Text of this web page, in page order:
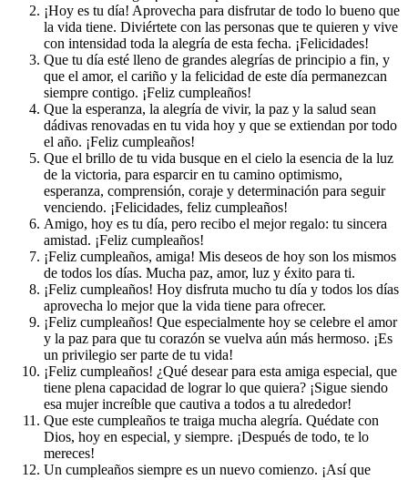
¡Hoy es tu día! Aprovecha para disfrutar de todo lo bueno que
la vida tiene. Diviértete con las personas que te quieren y vive
con intensidad toda la alegría de esta fecha. ¡Felicidades!
Que tu día esté lleno de grandes alegrías de principio a fin, y
que el amor, el cariño y la felicidad de este día permanezcan
siempre contigo. ¡Feliz cumpleaños!
Que la esperanza, la alegría de vivir, la paz y la salud sean
dádivas renovadas en tu vida hoy y que se extiendan por todo
el año. ¡Feliz cumpleaños!
Que el brillo de tu vida busque en el cielo la esencia de la luz
de la victoria, para esparcir en tu camino optimismo,
esperanza, comprensión, coraje y determinación para seguir
venciendo. ¡Felicidades, feliz cumpleaños!
Amigo, hoy es tu día, pero recibo el mejor regalo: tu sincera
amistad. ¡Feliz cumpleaños!
¡Feliz cumpleaños, amiga! Mis deseos de hoy son los mismos
de todos los días. Mucha paz, amor, luz y éxito para ti.
¡Feliz cumpleaños! Hoy disfruta mucho tu día y todos los días
aprovecha lo mejor que la vida tiene para ofrecer.
¡Feliz cumpleaños! Que especialmente hoy se celebre el amor
y la paz para que tu corazón se vuelva aún más hermoso. ¡Es
un privilegio ser parte de tu vida!
¡Feliz cumpleaños! ¿Qué desear para esta amiga especial, que
tiene plena capacidad de lograr lo que quiera? ¡Sigue siendo
esa mujer increíble que cautiva a todos a tu alrededor!
Que este cumpleaños te traiga mucha alegría. Quédate con
Dios, hoy en especial, y siempre. ¡Después de todo, te lo
mereces!
Un cumpleaños siempre es un nuevo comienzo. ¡Así que